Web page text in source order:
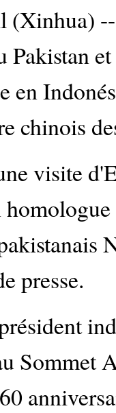
en
chinois
visite
presse.
Sommet